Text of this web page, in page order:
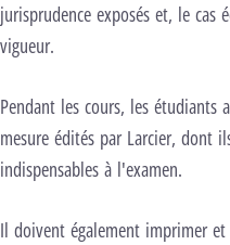
jurisprudence exposés et, le cas
vigueur.
Pendant les cours, les étudiants
mesure édités par Larcier, dont
indispensables à l'examen.
Il doivent également imprimer et